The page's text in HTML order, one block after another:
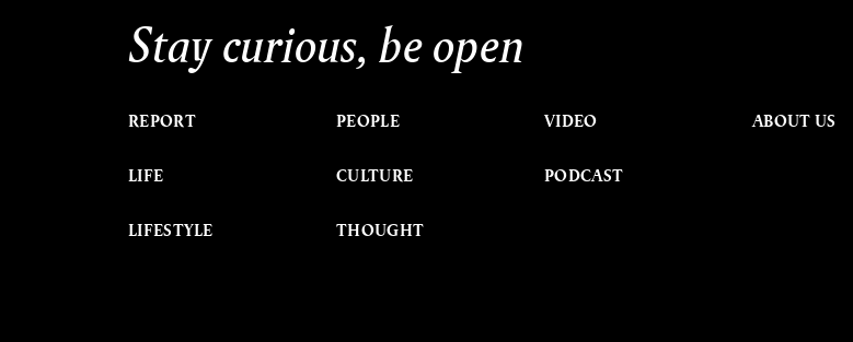
Stay curious, be open
REPORT
LIFE
LIFESTYLE
PEOPLE
CULTURE
THOUGHT
VIDEO
PODCAST
ABOUT US